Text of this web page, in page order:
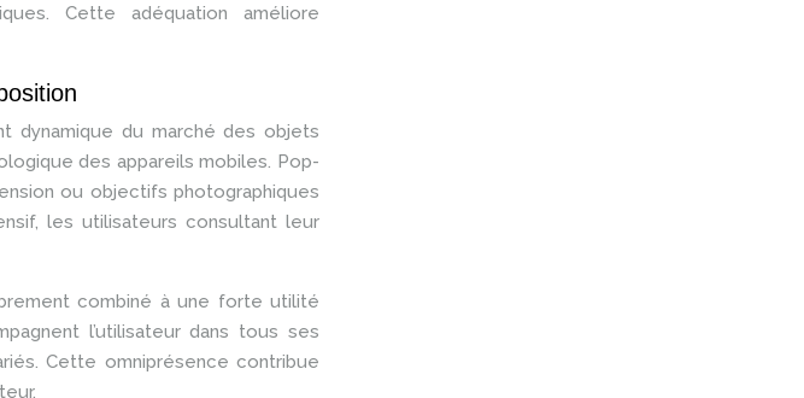
Cette adéquation améliore
dynamique du marché des objets
des appareils mobiles. Pop-
ou objectifs photographiques
les utilisateurs consultant leur
combiné à une forte utilité
l’utilisateur dans tous ses
Cette omniprésence contribue